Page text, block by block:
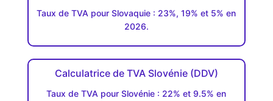
Taux de TVA pour Slovaquie : 23%, 19% et 5% en
2026.
Calculatrice de TVA Slovénie (DDV)
Taux de TVA pour Slovénie : 22% et 9.5% en